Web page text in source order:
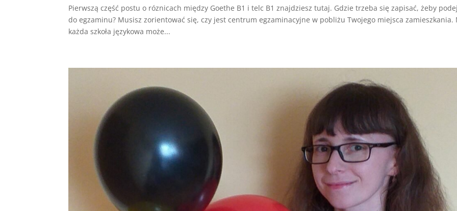
Pierwszą część postu o róznicach między Goethe B1 i telc B1 znajdziesz tutaj. Gdzie trzeba się zapisać, żeby
do egzaminu? Musisz zorientować się, czy jest centrum egzaminacyjne w pobliżu Twojego miejsca zamieszkania.
każda szkoła językowa może...